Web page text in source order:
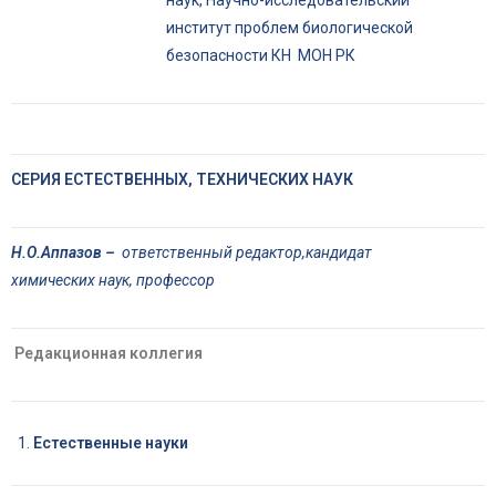
институт проблем биологической
безопасности КН МОН РК
СЕРИЯ ЕСТЕСТВЕННЫХ, ТЕХНИЧЕСКИХ НАУК
Н.О.Аппазов – ответственный редактор,кандидат
химических наук, профессор
Редакционная коллегия
Естественные науки